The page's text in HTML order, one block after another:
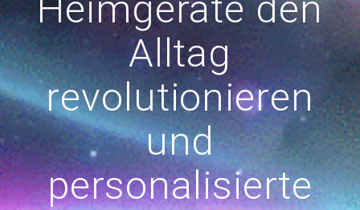
Alltag
revolutionieren
und
personalisierte